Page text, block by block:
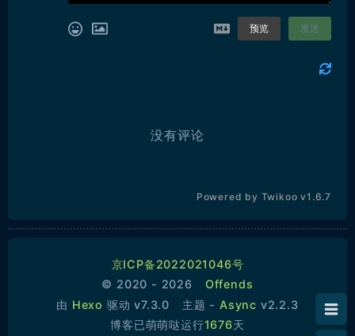
预览 发送
没有评论
Powered by Twikoo v1.6.7
京ICP备2022021046号
© 2020 - 2026
Offends
由 Hexo 驱动 v7.3.0 主题 - Async v2.2.3
博客已萌萌哒运行1676天
1. Centos安装Python